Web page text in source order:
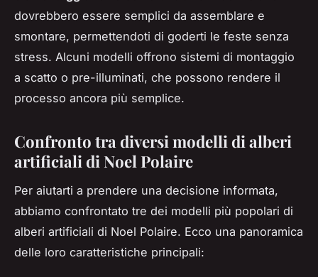
dovrebbero essere semplici da assemblare e
smontare, permettendoti di goderti le feste senza
stress. Alcuni modelli offrono sistemi di montaggio
a scatto o pre-illuminati, che possono rendere il
processo ancora più semplice.
Confronto tra diversi modelli di alberi
artificiali di Noel Polaire
Per aiutarti a prendere una decisione informata,
abbiamo confrontato tre dei modelli più popolari di
alberi artificiali di Noel Polaire. Ecco una panoramica
delle loro caratteristiche principali: